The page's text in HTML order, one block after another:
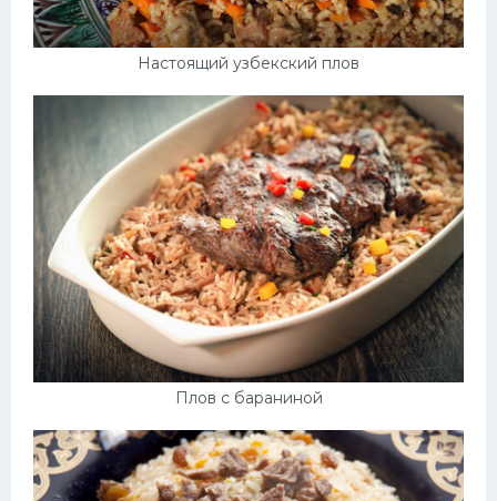
Настоящий узбекский плов
Плов с бараниной